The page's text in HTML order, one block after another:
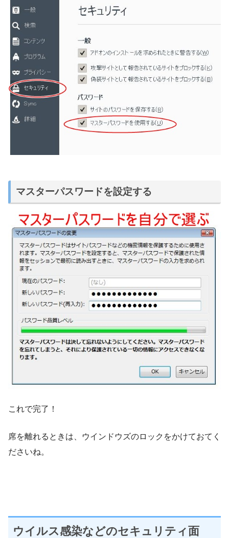
マスターパスワードを設定する
これで完了！
席を離れるときは、ウインドウズのロックをかけておてく
ださいね。
ウイルス感染などのセキュリティ面